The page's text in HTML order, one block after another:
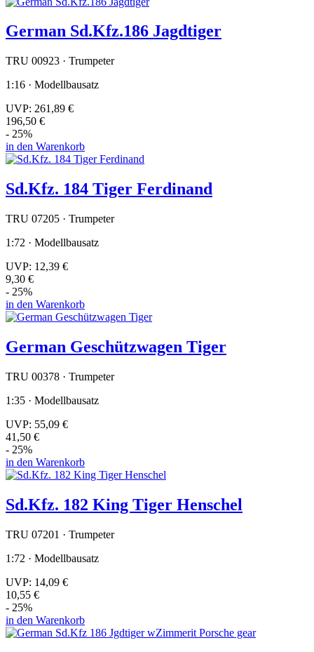
German Sd.Kfz.186 Jagdtiger
TRU 00923 · Trumpeter
1:16 · Modellbausatz
UVP: 261,89 €
196,50 €
- 25%
in den Warenkorb
Sd.Kfz. 184 Tiger Ferdinand
TRU 07205 · Trumpeter
1:72 · Modellbausatz
UVP: 12,39 €
9,30 €
- 25%
in den Warenkorb
German Geschützwagen Tiger
TRU 00378 · Trumpeter
1:35 · Modellbausatz
UVP: 55,09 €
41,50 €
- 25%
in den Warenkorb
Sd.Kfz. 182 King Tiger Henschel
TRU 07201 · Trumpeter
1:72 · Modellbausatz
UVP: 14,09 €
10,55 €
- 25%
in den Warenkorb